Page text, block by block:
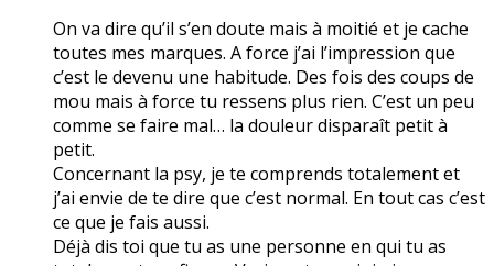
On va dire qu’il s’en doute mais à moitié et je cache
toutes mes marques. A force j’ai l’impression que
c’est le devenu une habitude. Des fois des coups de
mou mais à force tu ressens plus rien. C’est un peu
comme se faire mal… la douleur disparaît petit à
petit.
Concernant la psy, je te comprends totalement et
j’ai envie de te dire que c’est normal. En tout cas c’est
ce que je fais aussi.
Déjà dis toi que tu as une personne en qui tu as